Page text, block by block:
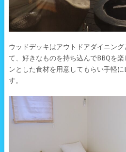
ウッドデッキはアウトドアダイニン
て、好きなものを持ち込んでBBQを
ンとした食材を用意してもらい手軽
す。